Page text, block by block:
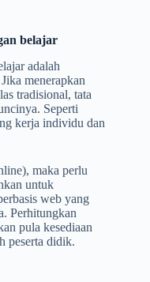
belajar
adalah
menerapkan
tradisional, tata
Seperti
kerja individu dan
maka perlu
untuk
web yang
Perhitungkan
pula kesediaan
peserta didik.